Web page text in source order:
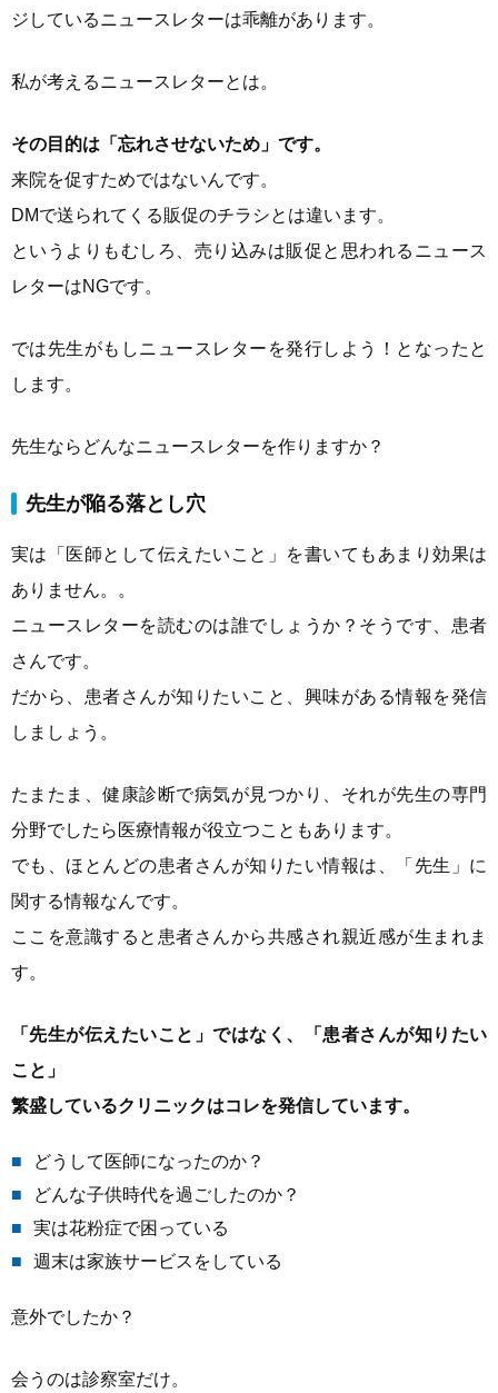
ジしているニュースレターは乖離があります。
私が考えるニュースレターとは。
その目的は「忘れさせないため」です。
来院を促すためではないんです。
DMで送られてくる販促のチラシとは違います。
というよりもむしろ、売り込みは販促と思われるニュース
レターはNGです。
では先生がもしニュースレターを発行しよう！となったと
します。
先生ならどんなニュースレターを作りますか？
先生が陥る落とし穴
実は「医師として伝えたいこと」を書いてもあまり効果は
ありません。。
ニュースレターを読むのは誰でしょうか？そうです、患者
さんです。
だから、患者さんが知りたいこと、興味がある情報を発信
しましょう。
たまたま、健康診断で病気が見つかり、それが先生の専門
分野でしたら医療情報が役立つこともあります。
でも、ほとんどの患者さんが知りたい情報は、「先生」に
関する情報なんです。
ここを意識すると患者さんから共感され親近感が生まれま
す。
「先生が伝えたいこと」ではなく、「患者さんが知りたい
こと」
繁盛しているクリニックはコレを発信しています。
どうして医師になったのか？
どんな子供時代を過ごしたのか？
実は花粉症で困っている
週末は家族サービスをしている
意外でしたか？
会うのは診察室だけ。